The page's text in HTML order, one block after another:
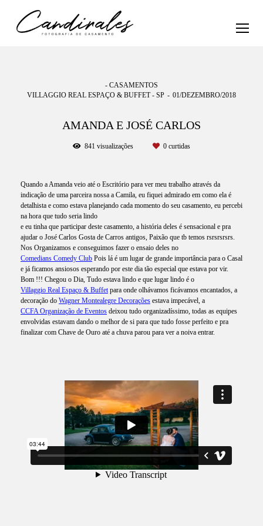
- CASAMENTOS
VILLAGGIO REAL ESPAÇO & BUFFET - SP
01/DEZEMBRO/2018
AMANDA E JOSÉ CARLOS
841 visualizações 0 curtidas
Quando a Amanda veio até o Escritório para ver meu trabalho através da
indicação de uma parceira nossa a Camila, eu fiquei admirado em como ela é
detalhista e como estava planejando cada momento do seu casamento, eu percebi
na hora que tudo seria lindo
e eu tinha que participar deste casamento, a história deles é sensacional e pra
ajudar o José Carlos Gosta de Carros antigos, Paixão que tb temos rsrsrsrsrs.
Nos Organizamos e conseguimos fazer o ensaio deles no
Comedians Comedy Club Pois lá é um lugar de grande importância para o Casal
e já ficamos ansiosos esperando por este dia tão especial que estava por vir.
Bom !!! Chegou o Dia, Tudo estava lindo e que lugar lindo é o
Villaggio Real Espaço & Buffetpara onde olhávamos ficávamos encantados, a
decoração do Wagner Montealegre Decorações estava impecável, a
CCFA Organização de Eventos deixou tudo organizadíssimo, todas as equipes
envolvidas estavam dando o melhor de si para que tudo fosse perfeito e pra
finalizar com Chave de Ouro até a chuva parou para ver a noiva entrar.